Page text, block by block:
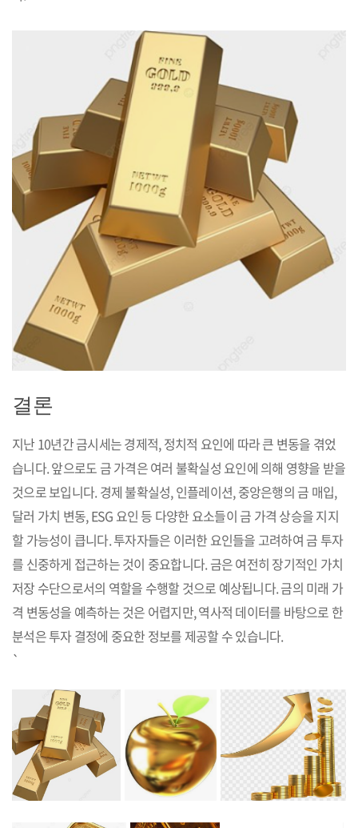
결론
지난 10년간 금시세는 경제적, 정치적 요인에 따라 큰 변동을 겪었
습니다. 앞으로도 금 가격은 여러 불확실성 요인에 의해 영향을 받을
것으로 보입니다. 경제 불확실성, 인플레이션, 중앙은행의 금 매입,
달러 가치 변동, ESG 요인 등 다양한 요소들이 금 가격 상승을 지지
할 가능성이 큽니다. 투자자들은 이러한 요인들을 고려하여 금 투자
를 신중하게 접근하는 것이 중요합니다. 금은 여전히 장기적인 가치
저장 수단으로서의 역할을 수행할 것으로 예상됩니다. 금의 미래 가
격 변동성을 예측하는 것은 어렵지만, 역사적 데이터를 바탕으로 한
분석은 투자 결정에 중요한 정보를 제공할 수 있습니다.
`